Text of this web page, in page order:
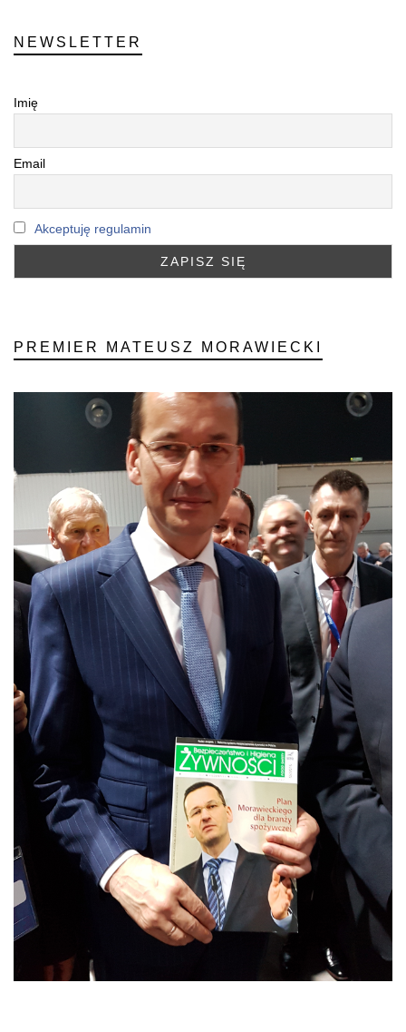
NEWSLETTER
Imię
Email
Akceptuję regulamin
PREMIER MATEUSZ MORAWIECKI